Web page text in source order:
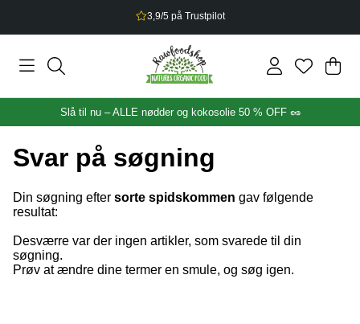
3,9/5 på Trustpilot
.
Slå til nu – ALLE nødder og kokosolie 50 % OFF 🥜
Svar på søgning
Din søgning efter sorte spidskommen gav følgende
resultat:
Desværre var der ingen artikler, som svarede til din
søgning.
Prøv at ændre dine termer en smule, og søg igen.